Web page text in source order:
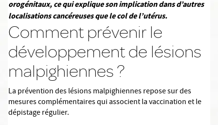
orogénitaux, ce qui explique son implication dans d’autres
localisations cancéreuses que le col de l’utérus.
Comment prévenir le
développement de lésions
malpighiennes ?
La prévention des lésions malpighiennes repose sur des
mesures complémentaires qui associent la vaccination et le
dépistage régulier.